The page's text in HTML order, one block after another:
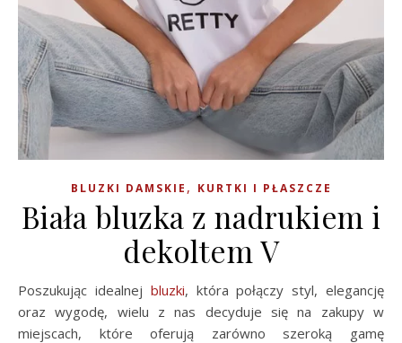
BLUZKI DAMSKIE , KURTKI I PŁASZCZE
Biała bluzka z nadrukiem i
dekoltem V
Poszukując idealnej bluzki, która połączy styl, elegancję
oraz wygodę, wielu z nas decyduje się na zakupy w
miejscach, które oferują zarówno szeroką gamę